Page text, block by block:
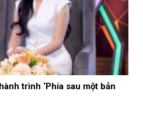
trình ‘Phía sau một bản